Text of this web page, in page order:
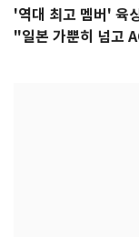
'역대 최고 멤버' 육
"일본 가뿐히 넘고